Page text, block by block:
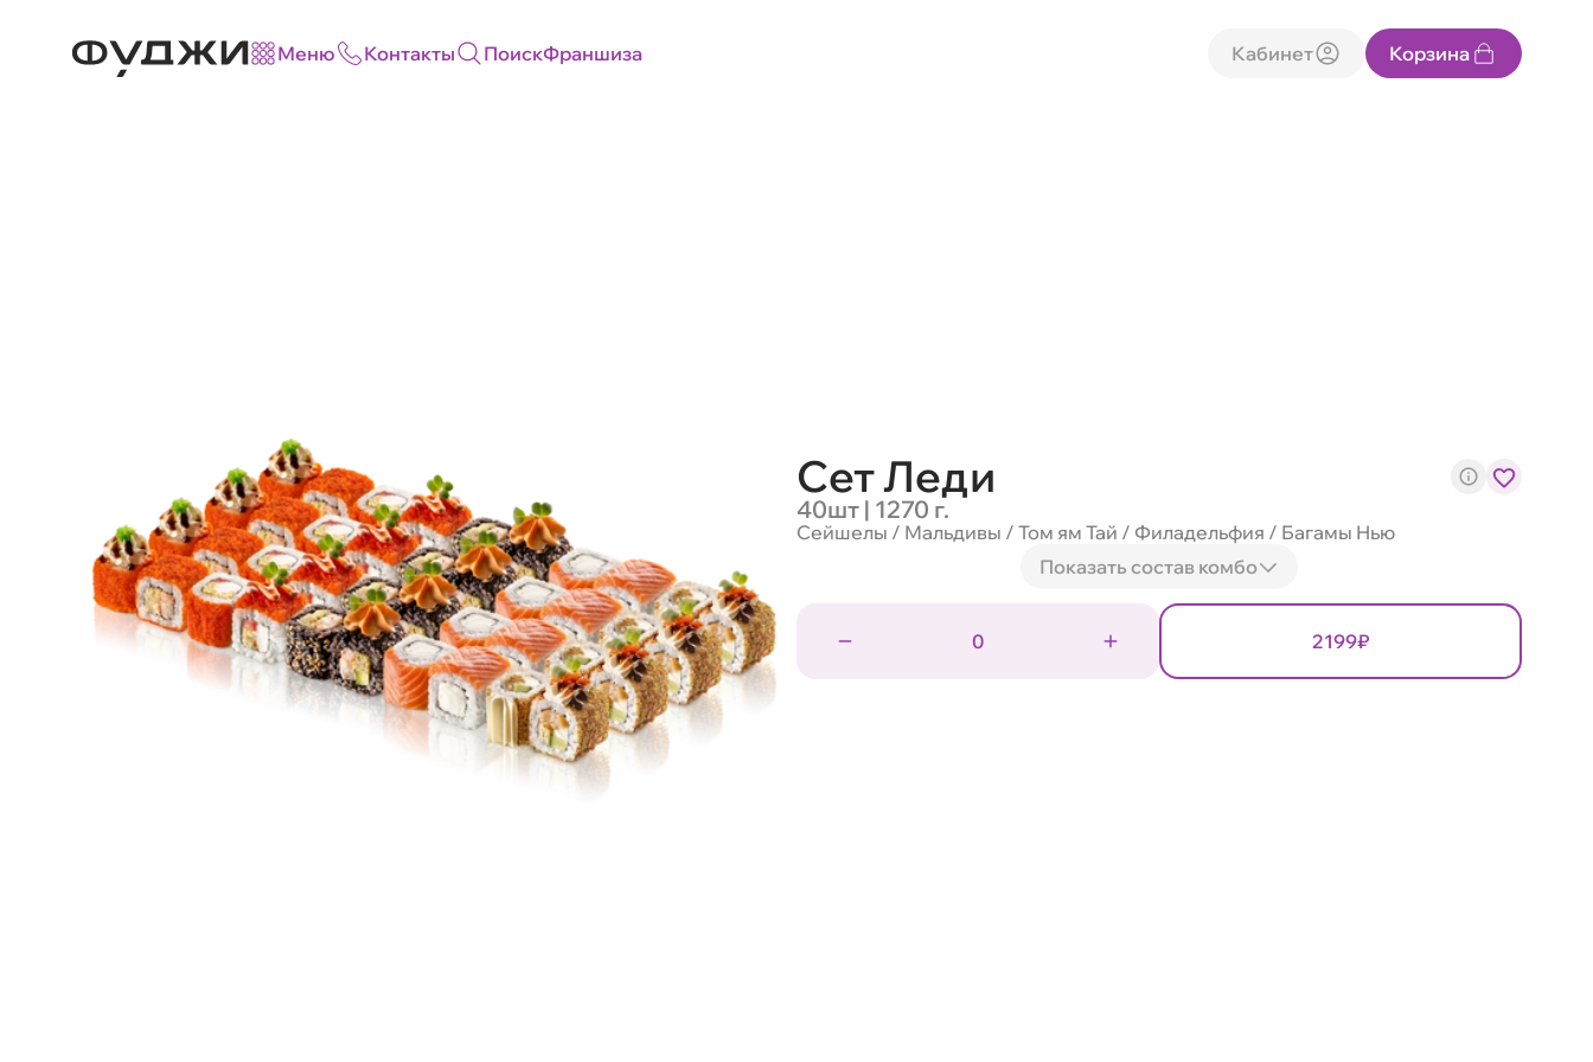
Меню Контакты ПоискФраншиза Кабинет Корзина
Сет Леди
40шт | 1270 г.
Сейшелы / Мальдивы / Том ям Тай / Филадельфия / Багамы Нью
Показать состав комбо
0 2199₽